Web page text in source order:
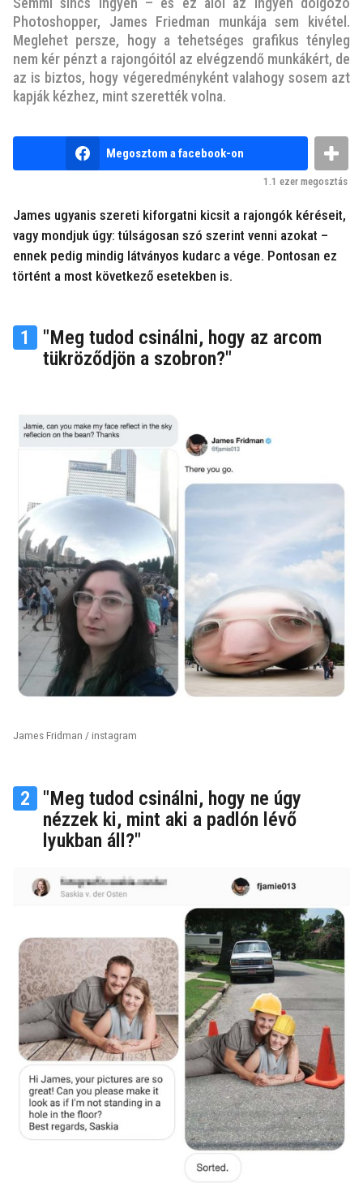
l
ő
t
6
v
z
l
ő
t
t
Photoshopper, James Friedman munkája sem kivétel.
Meglehet persze, hogy a tehetséges grafikus tényleg
nem kér pénzt a rajongóitól az elvégzendő munkákért, de
az is biztos, hogy végeredményként valahogy sosem azt
kapják kézhez, mint szerették volna.
n
k
u
t
y
a
Megosztom a facebook-on
1.1 ezer megosztás
James ugyanis szereti kiforgatni kicsit a rajongók kéréseit,
vagy mondjuk úgy: túlságosan szó szerint venni azokat –
ennek pedig mindig látványos kudarc a vége. Pontosan ez
történt a most következő esetekben is.
1
"Meg tudod csinálni, hogy az arcom
tükröződjön a szobron?"
James Fridman / instagram
2
"Meg tudod csinálni, hogy ne úgy
nézzek ki, mint aki a padlón lévő
lyukban áll?"